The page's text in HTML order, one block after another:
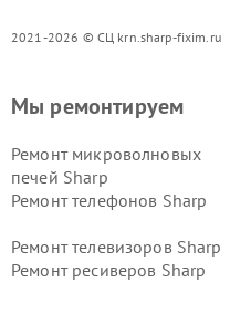
2021-2026 © СЦ krn.sharp-fixim.ru
Мы ремонтируем
Ремонт микроволновых
печей Sharp
Ремонт телефонов Sharp
Ремонт телевизоров Sharp
Ремонт ресиверов Sharp